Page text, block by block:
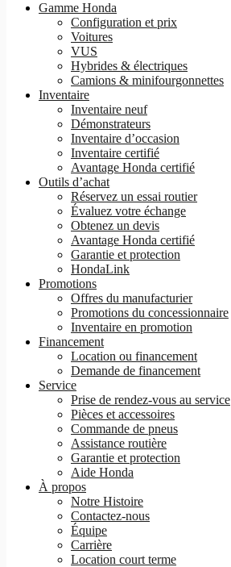
Gamme Honda
Configuration et prix
Voitures
VUS
Hybrides & électriques
Camions & minifourgonnettes
Inventaire
Inventaire neuf
Démonstrateurs
Inventaire d’occasion
Inventaire certifié
Avantage Honda certifié
Outils d’achat
Réservez un essai routier
Évaluez votre échange
Obtenez un devis
Avantage Honda certifié
Garantie et protection
HondaLink
Promotions
Offres du manufacturier
Promotions du concessionnaire
Inventaire en promotion
Financement
Location ou financement
Demande de financement
Service
Prise de rendez-vous au service
Pièces et accessoires
Commande de pneus
Assistance routière
Garantie et protection
Aide Honda
À propos
Notre Histoire
Contactez-nous
Équipe
Carrière
Location court terme